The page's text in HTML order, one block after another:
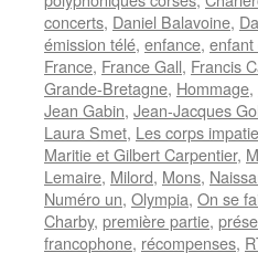
concerts, Daniel Balavoine,
émission télé, enfance, enfant
France, France Gall, Francis
Grande-Bretagne, Hommage,
Jean Gabin, Jean-Jacques
Laura Smet, Les corps
Maritie et Gilbert Carpentier,
Lemaire, Milord, Mons,
Numéro un, Olympia, On se
Charby, première partie,
francophone, récompenses,